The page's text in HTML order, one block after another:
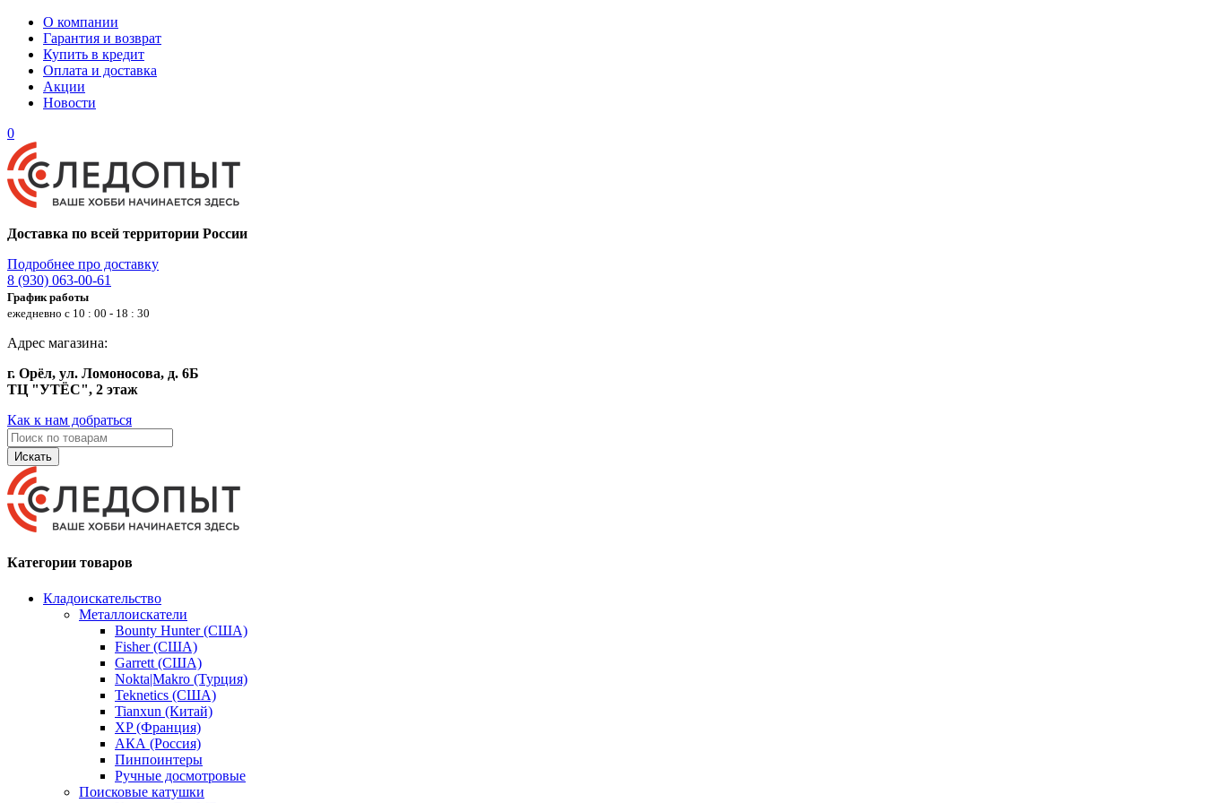
О компании
Гарантия и возврат
Купить в кредит
Оплата и доставка
Акции
Новости
0
Доставка по всей территории России
Подробнее про доставку
8 (930) 063-00-61
График работы
ежедневно с 10 : 00 - 18 : 30
Адрес магазина:
г. Орёл, ул. Ломоносова, д. 6Б
ТЦ "УТЁС", 2 этаж
Как к нам добраться
Искать
Категории товаров
Кладоискательство
Металлоискатели
Bounty Hunter (США)
Fisher (США)
Garrett (США)
Nokta|Makro (Турция)
Teknetics (США)
Tianxun (Китай)
XP (Франция)
АКА (Россия)
Пинпоинтеры
Ручные досмотровые
Поисковые катушки